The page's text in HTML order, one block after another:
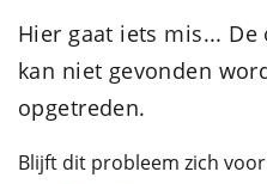
Hier gaat iets mis... De
kan niet gevonden
opgetreden.
Blijft dit probleem zich